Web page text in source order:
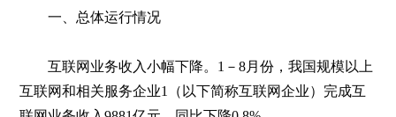
一、总体运行情况
互联网业务收入小幅下降。1－8月份，我国规模以上
互联网和相关服务企业1（以下简称互联网企业）完成互